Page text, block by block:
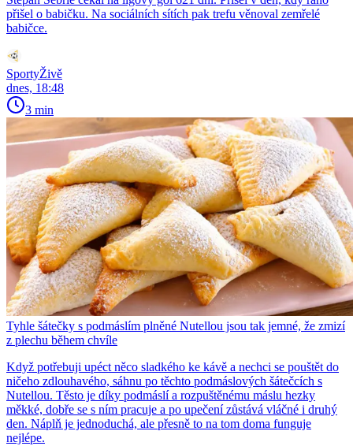
přišel o babičku. Na sociálních sítích pak trefu věnoval zemřelé
babičce.
SportyŽivě
dnes, 18:48
3 min
Tyhle šátečky s podmáslím plněné Nutellou jsou tak jemné, že zmizí
z plechu během chvíle
Když potřebuji upéct něco sladkého ke kávě a nechci se pouštět do
ničeho zdlouhavého, sáhnu po těchto podmáslových šátečcích s
Nutellou. Těsto je díky podmáslí a rozpuštěnému máslu hezky
měkké, dobře se s ním pracuje a po upečení zůstává vláčné i druhý
den. Náplň je jednoduchá, ale přesně to na tom doma funguje
nejlépe.